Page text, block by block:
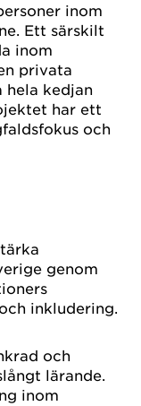
inom
Ett särskilt
inom
privata
kedjan
har ett
och
genom
inkludering.
och
lärande.
inom